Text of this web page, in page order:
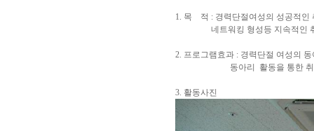
1. 목 적 : 경력단절여성의 성공적인
네트워킹 형성등 지속적인
2. 프로그램효과 : 경력단절 여성의
동아리 활동을 통한 취업의
3. 활동사진